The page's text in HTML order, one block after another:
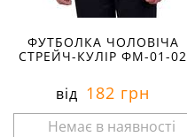
ФУТБОЛКА ЧОЛОВІЧА
СТРЕЙЧ-КУЛІР ФМ-01-02
від 182 грн